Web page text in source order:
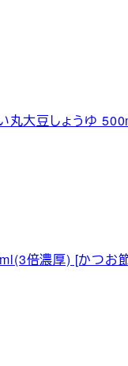
丸大豆しょうゆ
倍濃厚) [かつお